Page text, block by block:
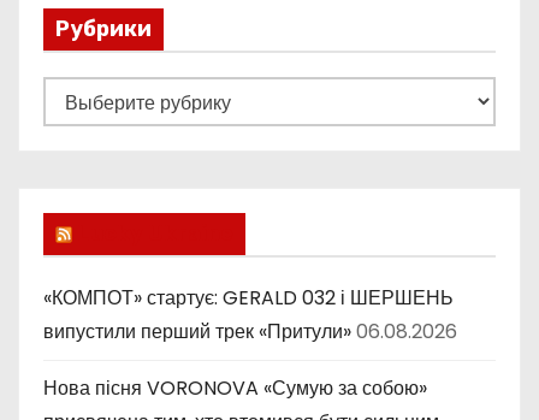
Рубрики
у
к
и
«КОМПОТ» стартує: GERALD 032 і ШЕРШЕНЬ
випустили перший трек «Притули»06.08.2026
Нова пісня VORONOVA «Сумую за собою»